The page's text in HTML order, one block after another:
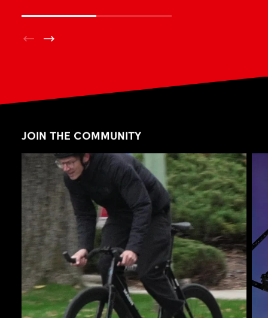
JOIN THE COMMUNITY